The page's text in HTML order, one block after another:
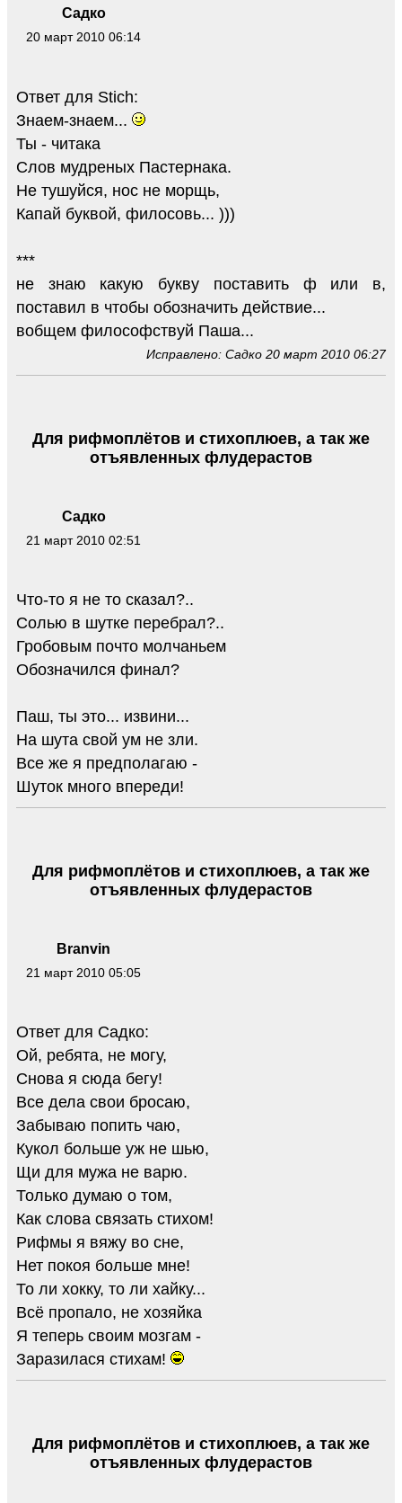
Садко
20 март 2010 06:14
Ответ для Stich:
Знаем-знаем...
Ты - читака
Слов мудреных Пастернака.
Не тушуйся, нос не морщь,
Капай буквой, филосовь... )))
***
не знаю какую букву поставить ф или в,
поставил в чтобы обозначить действие...
вобщем философствуй Паша...
Исправлено: Садко 20 март 2010 06:27
Садко
21 март 2010 02:51
Для рифмоплётов и стихоплюев, а так же
отъявленных флудерастов
Что-то я не то сказал?..
Солью в шутке перебрал?..
Гробовым почто молчаньем
Обозначился финал?
Паш, ты это... извини...
На шута свой ум не зли.
Все же я предполагаю -
Шуток много впереди!
Branvin
21 март 2010 05:05
Для рифмоплётов и стихоплюев, а так же
отъявленных флудерастов
Ответ для Садко:
Ой, ребята, не могу,
Снова я сюда бегу!
Все дела свои бросаю,
Забываю попить чаю,
Кукол больше уж не шью,
Щи для мужа не варю.
Только думаю о том,
Как слова связать стихом!
Рифмы я вяжу во сне,
Нет покоя больше мне!
То ли хокку, то ли хайку...
Всё пропало, не хозяйка
Я теперь своим мозгам -
Заразилася стихам!
Для рифмоплётов и стихоплюев, а так же
отъявленных флудерастов